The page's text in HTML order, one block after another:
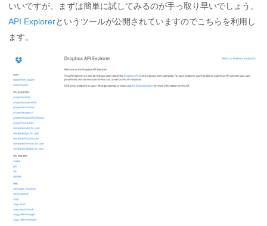
いいですが、まずは簡単に試してみるのが手っ取り早いでしょう。
API Explorerというツールが公開されていますのでこちらを利用し
ます。